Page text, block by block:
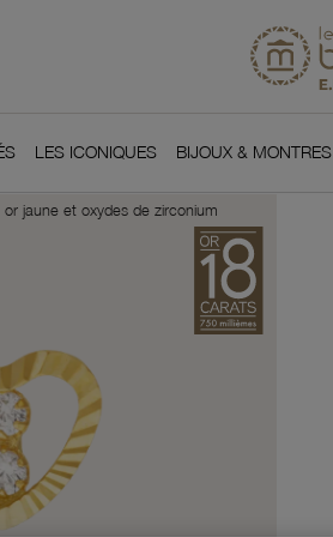
LES ICONIQUES BIJOUX & MONTRES
jaune et oxydes de zirconium